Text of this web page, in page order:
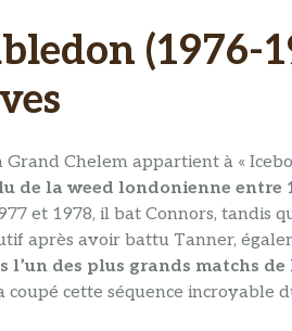
(1976-
Chelem appartient à «
de la weed londonienne entre
et 1978, il bat Connors, tandis
après avoir battu Tanner,
des plus grands matchs
coupé cette séquence incroyable